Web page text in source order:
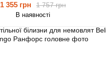
1 757 грн
1 355 грн
В наявності